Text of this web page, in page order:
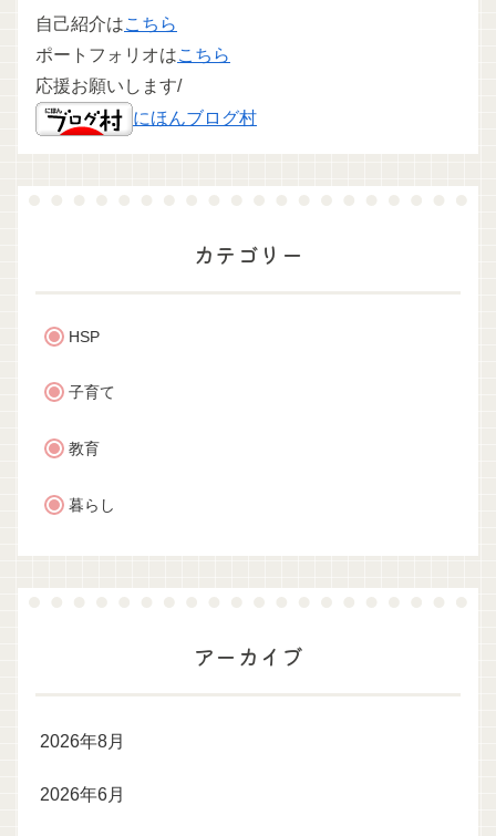
自己紹介はこちら
ポートフォリオはこちら
応援お願いします/
にほんブログ村
カテゴリー
HSP
子育て
教育
暮らし
アーカイブ
2026年8月
2026年6月